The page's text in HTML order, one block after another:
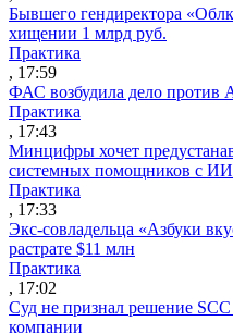
Бывшего гендиректора
хищении 1 млрд руб.
Практика
, 17:59
ФАС возбудила дело против
Практика
, 17:43
Минцифры хочет
системных помощников с ИИ
Практика
, 17:33
Экс-совладельца «Азбуки
растрате $11 млн
Практика
, 17:02
Суд не признал решение
компании